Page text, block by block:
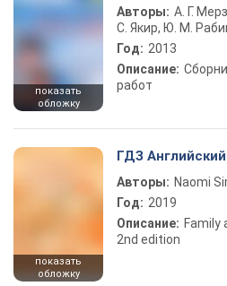
показать
обложку
Авторы: А. Г.
С. Якир, Ю. М.
Год: 2013
Описание:
работ
показать
обложку
ГДЗ
Авторы: Naomi
Год: 2019
Описание: Family
2nd edition